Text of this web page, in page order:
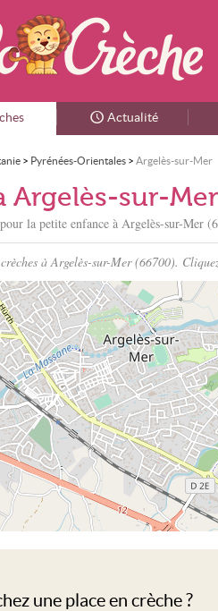
Actualité
> Pyrénées-Orientales > Argelès-sur-Mer
Argelès-sur-Mer
la petite enfance à Argelès-sur-Mer
à Argelès-sur-Mer (66700).
une place en crèche ?